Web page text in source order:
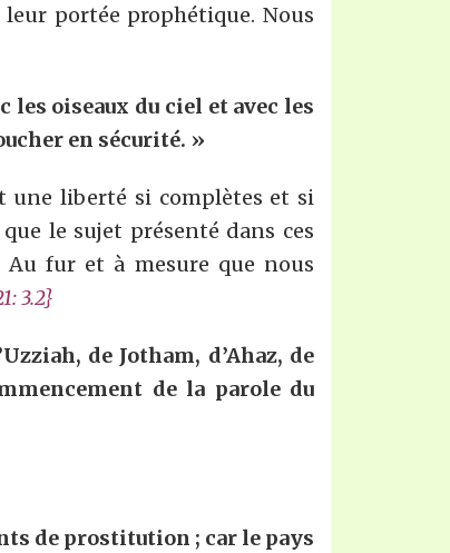
leur portée prophétique. Nous
les oiseaux du ciel et avec les
en sécurité. »
une liberté si complètes et si
le sujet présenté dans ces
fur et à mesure que nous
1:3.2}
de Jotham, d’Ahaz, de
de la parole du
de prostitution ; car le pays